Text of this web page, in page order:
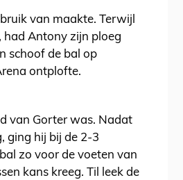
van maakte. Terwijl
had Antony zijn ploeg
schoof de bal op
ontplofte.
van Gorter was. Nadat
ging hij bij de 2-3
zo voor de voeten van
kans kreeg. Til leek de